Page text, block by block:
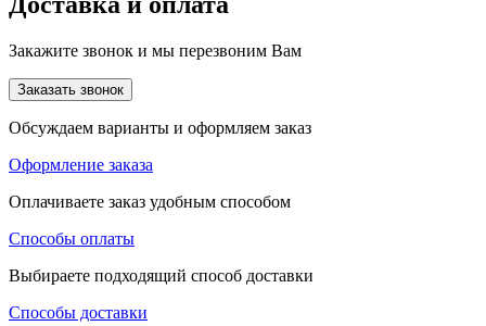
Закажите звонок и мы перезвоним Вам
Заказать звонок
Обсуждаем варианты и оформляем заказ
Оформление заказа
Оплачиваете заказ удобным способом
Способы оплаты
Выбираете подходящий способ доставки
Способы доставки